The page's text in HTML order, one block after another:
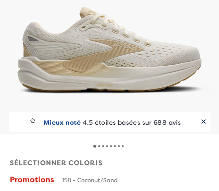
Mieux noté 4.5 étoiles basées sur 688 avis
SÉLECTIONNER COLORIS
Promotions 158 - Coconut/Sand